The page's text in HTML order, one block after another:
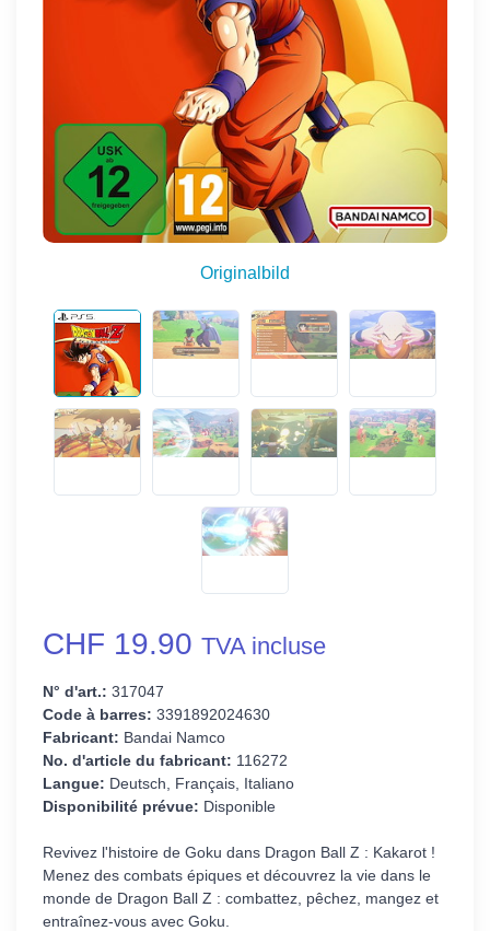
Originalbild
CHF 19.90 TVA incluse
N° d'art.: 317047
Code à barres: 3391892024630
Fabricant: Bandai Namco
No. d'article du fabricant: 116272
Langue: Deutsch, Français, Italiano
Disponibilité prévue: Disponible
Revivez l'histoire de Goku dans Dragon Ball Z : Kakarot !
Menez des combats épiques et découvrez la vie dans le
monde de Dragon Ball Z : combattez, pêchez, mangez et
entraînez-vous avec Goku.